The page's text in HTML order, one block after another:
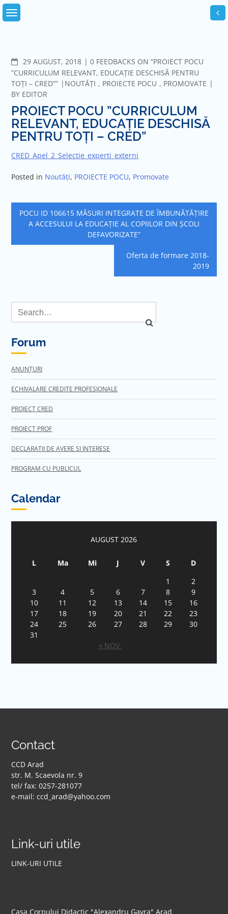
Skip
29 AUGUST, 2018 COMMENTS
0 FEEDBACKS ON “PROIECT POCU
”CURRICULUM RELEVANT, EDUCAȚIE DESCHISĂ PENTRU
TOȚI – CRED””
NOUTĂȚI , PROIECTE POCU , PROMOVATE
BY EDITOR
PROIECT POCU ”CURRICULUM
RELEVANT, EDUCAȚIE DESCHISĂ
PENTRU TOȚI – CRED”
CRED_Apel_2_Selectie_experti_externi
Posted in Noutăți, PROIECTE POCU, Promovate
Navigare
articole
POCU ID 106615 MĂSURI INTEGRATE DE ÎMBUNĂTĂŢIRE
A ACCESULUI LA EDUCAŢIE AL COPIILOR DIN ȘCOLI
DEFAVORIZATE”
Oferta de formare 2018-
2019
Forum
ANUNȚURI
ECHIVALARE CREDITE PROFESIONALE
PROIECT CRED
PROIECT PROF
DECLARATII DE AVERE SI INTERESE
PROGRAM CU PUBLICUL
Calendar
AUGUST 2026
L Ma Mi J V S
D
1
2
3
4 5 6 7 8
9
10
11 12 13 14 15
16
17
18 19 20 21 22
23
24
25 26 27 28 29
30
31
« NOV.
Contact
CCD Arad
str. M. Scaevola nr. 9
tel/ fax: 0257-281077
e-mail: ccd_arad@yahoo.com
Link-uri utile
LINK-URI UTILE
Casa Corpului Didactic "Alexandru Gavra" Arad